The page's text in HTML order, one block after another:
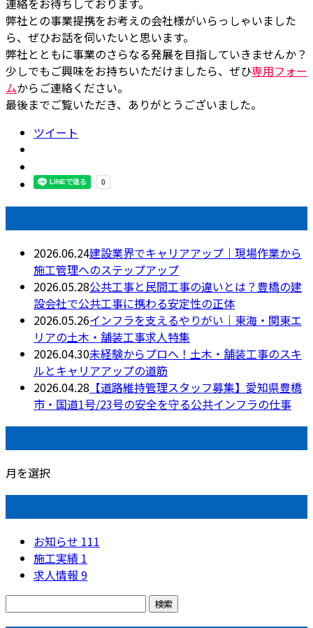
連絡をお待ちしております。
弊社との事業提携をお考えの会社様がいらっしゃいました
ら、ぜひお話を伺いたいと思います。
弊社とともに事業のさらなる発展を目指していきませんか？
少しでもご興味をお持ちいただけましたら、ぜひ専用フォー
ムからご連絡ください。
最後までご覧いただき、ありがとうございました。
ツイート
2026.06.24建設業界でキャリアアップ｜現場作業から
施工管理へのステップアップ
2026.05.28公共工事と民間工事の違いとは？豊橋の建
設会社で公共工事に携わる安定性の正体
2026.05.26インフラを支えるやりがい｜東海・関東エ
リアの土木・舗装工事求人特集
2026.04.30未経験からプロへ！土木・舗装工事のスキ
ルとキャリアアップの道筋
2026.04.28 【道路維持管理スタッフ募集】愛知県豊橋
市・国道1号/23号の安全を守る公共インフラの仕事
月を選択
お知らせ 111
施工実績 1
求人情報 9